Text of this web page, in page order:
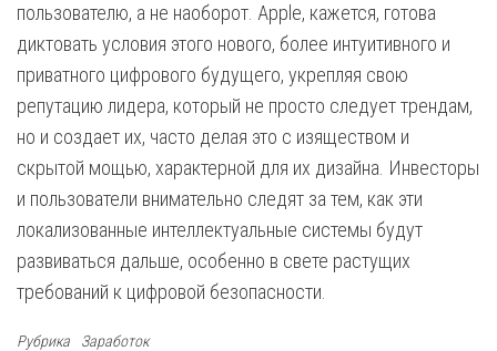
пользователю, а не наоборот. Apple, кажется, готова
диктовать условия этого нового, более интуитивного и
приватного цифрового будущего, укрепляя свою
репутацию лидера, который не просто следует трендам,
но и создает их, часто делая это с изяществом и
скрытой мощью, характерной для их дизайна. Инвесторы
и пользователи внимательно следят за тем, как эти
локализованные интеллектуальные системы будут
развиваться дальше, особенно в свете растущих
требований к цифровой безопасности.
Рубрика Заработок